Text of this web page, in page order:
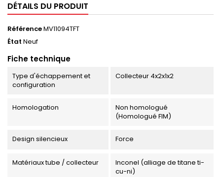
DÉTAILS DU PRODUIT
RéférenceMV11094TFT
État Neuf
Fiche technique
Type d'échappement et
configuration
Collecteur 4x2x1x2
Homologation
Non homologué
(Homologué FIM)
Design silencieux Force
Matériaux tube / collecteur
Inconel (alliage de titane ti-
cu-ni)